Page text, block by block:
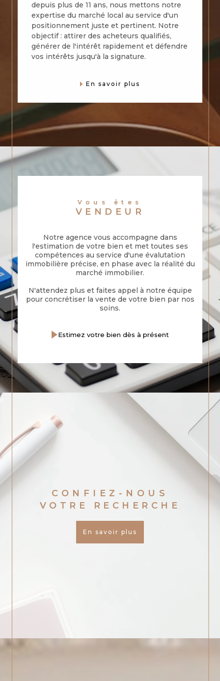
depuis plus de 11 ans, nous mettons notre
expertise du marché local au service d'un
positionnement juste et pertinent. Notre
objectif : attirer des acheteurs qualifiés,
générer de l'intérêt rapidement et défendre
vos intérêts jusqu'à la signature.
En savoir plus
Vous êtes
VENDEUR
Notre agence vous accompagne dans
l'estimation de votre bien et met toutes ses
compétences au service d'une évalutation
immobilière précise, en phase avec la réalité du
marché immobilier.
N'attendez plus et faites appel à notre équipe
pour concrétiser la vente de votre bien par nos
soins.
Estimez votre bien dès à présent
CONFIEZ-NOUS
VOTRE RECHERCHE
En savoir plus